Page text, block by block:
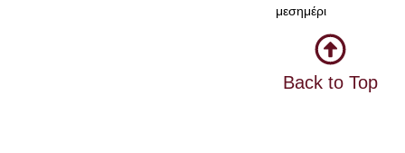
μεσημέρι
Back to Top